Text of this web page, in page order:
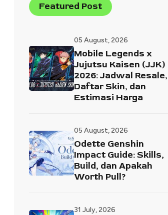
Featured Post
05 August, 2026
Mobile Legends x
Jujutsu Kaisen (JJK)
2026: Jadwal Resale,
Daftar Skin, dan
Estimasi Harga
05 August, 2026
Odette Genshin
Impact Guide: Skills,
Build, dan Apakah
Worth Pull?
31 July, 2026